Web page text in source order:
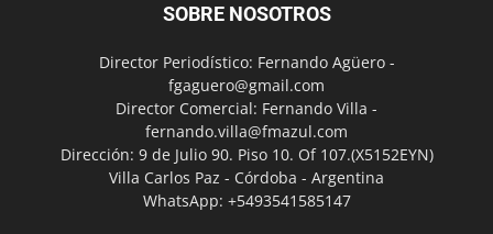
SOBRE NOSOTROS
Director Periodístico: Fernando Agüero -
fgaguero@gmail.com
Director Comercial: Fernando Villa -
fernando.villa@fmazul.com
Dirección: 9 de Julio 90. Piso 10. Of 107.(X5152EYN)
Villa Carlos Paz - Córdoba - Argentina
WhatsApp: +5493541585147